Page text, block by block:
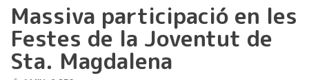
Massiva participació en les
Festes de la Joventut de
Sta. Magdalena